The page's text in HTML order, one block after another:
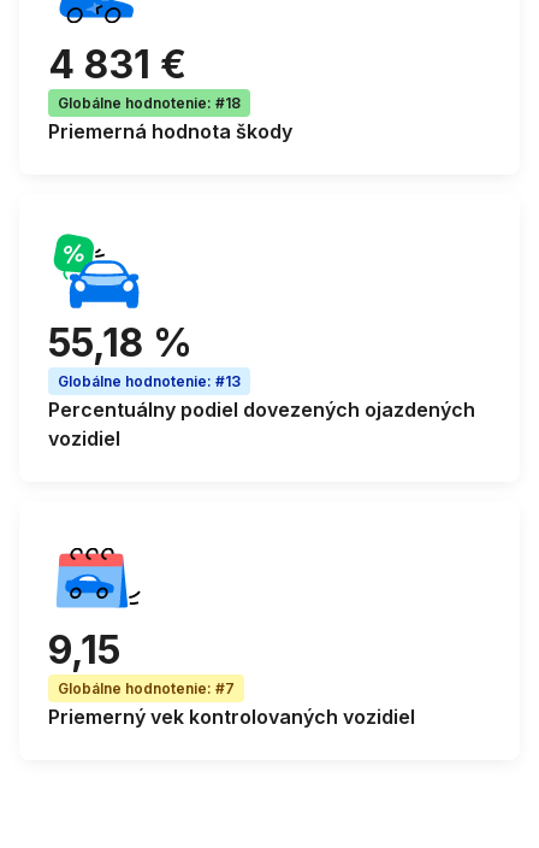
4 831 €
Globálne hodnotenie: #18
Priemerná hodnota škody
55,18 %
Globálne hodnotenie: #13
Percentuálny podiel dovezených ojazdených
vozidiel
9,15
Globálne hodnotenie: #7
Priemerný vek kontrolovaných vozidiel